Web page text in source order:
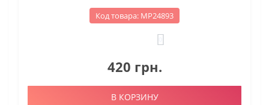
Код товара: МР24893
420 грн.
В КОРЗИНУ